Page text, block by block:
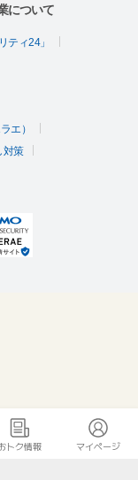
について
ティ24」
エ）
対策
トク情報 マイページ